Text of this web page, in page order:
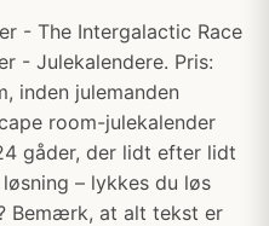
- The Intergalactic Race
- Julekalendere. Pris:
inden julemanden
room-julekalender
gåder, der lidt efter lidt
– lykkes du løs
Bemærk, at alt tekst er